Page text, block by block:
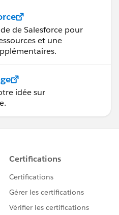
de Salesforce pour
et une
idée sur